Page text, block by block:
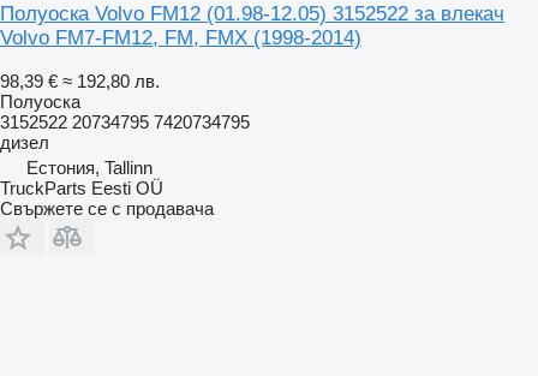
Полуоска Volvo FM12 (01.98-12.05) 3152522 за влекач
Volvo FM7-FM12, FM, FMX (1998-2014)
98,39 € ≈ 192,80 лв.
Полуоска
3152522 20734795 7420734795
дизел
Естония, Tallinn
TruckParts Eesti OÜ
Свържете се с продавача